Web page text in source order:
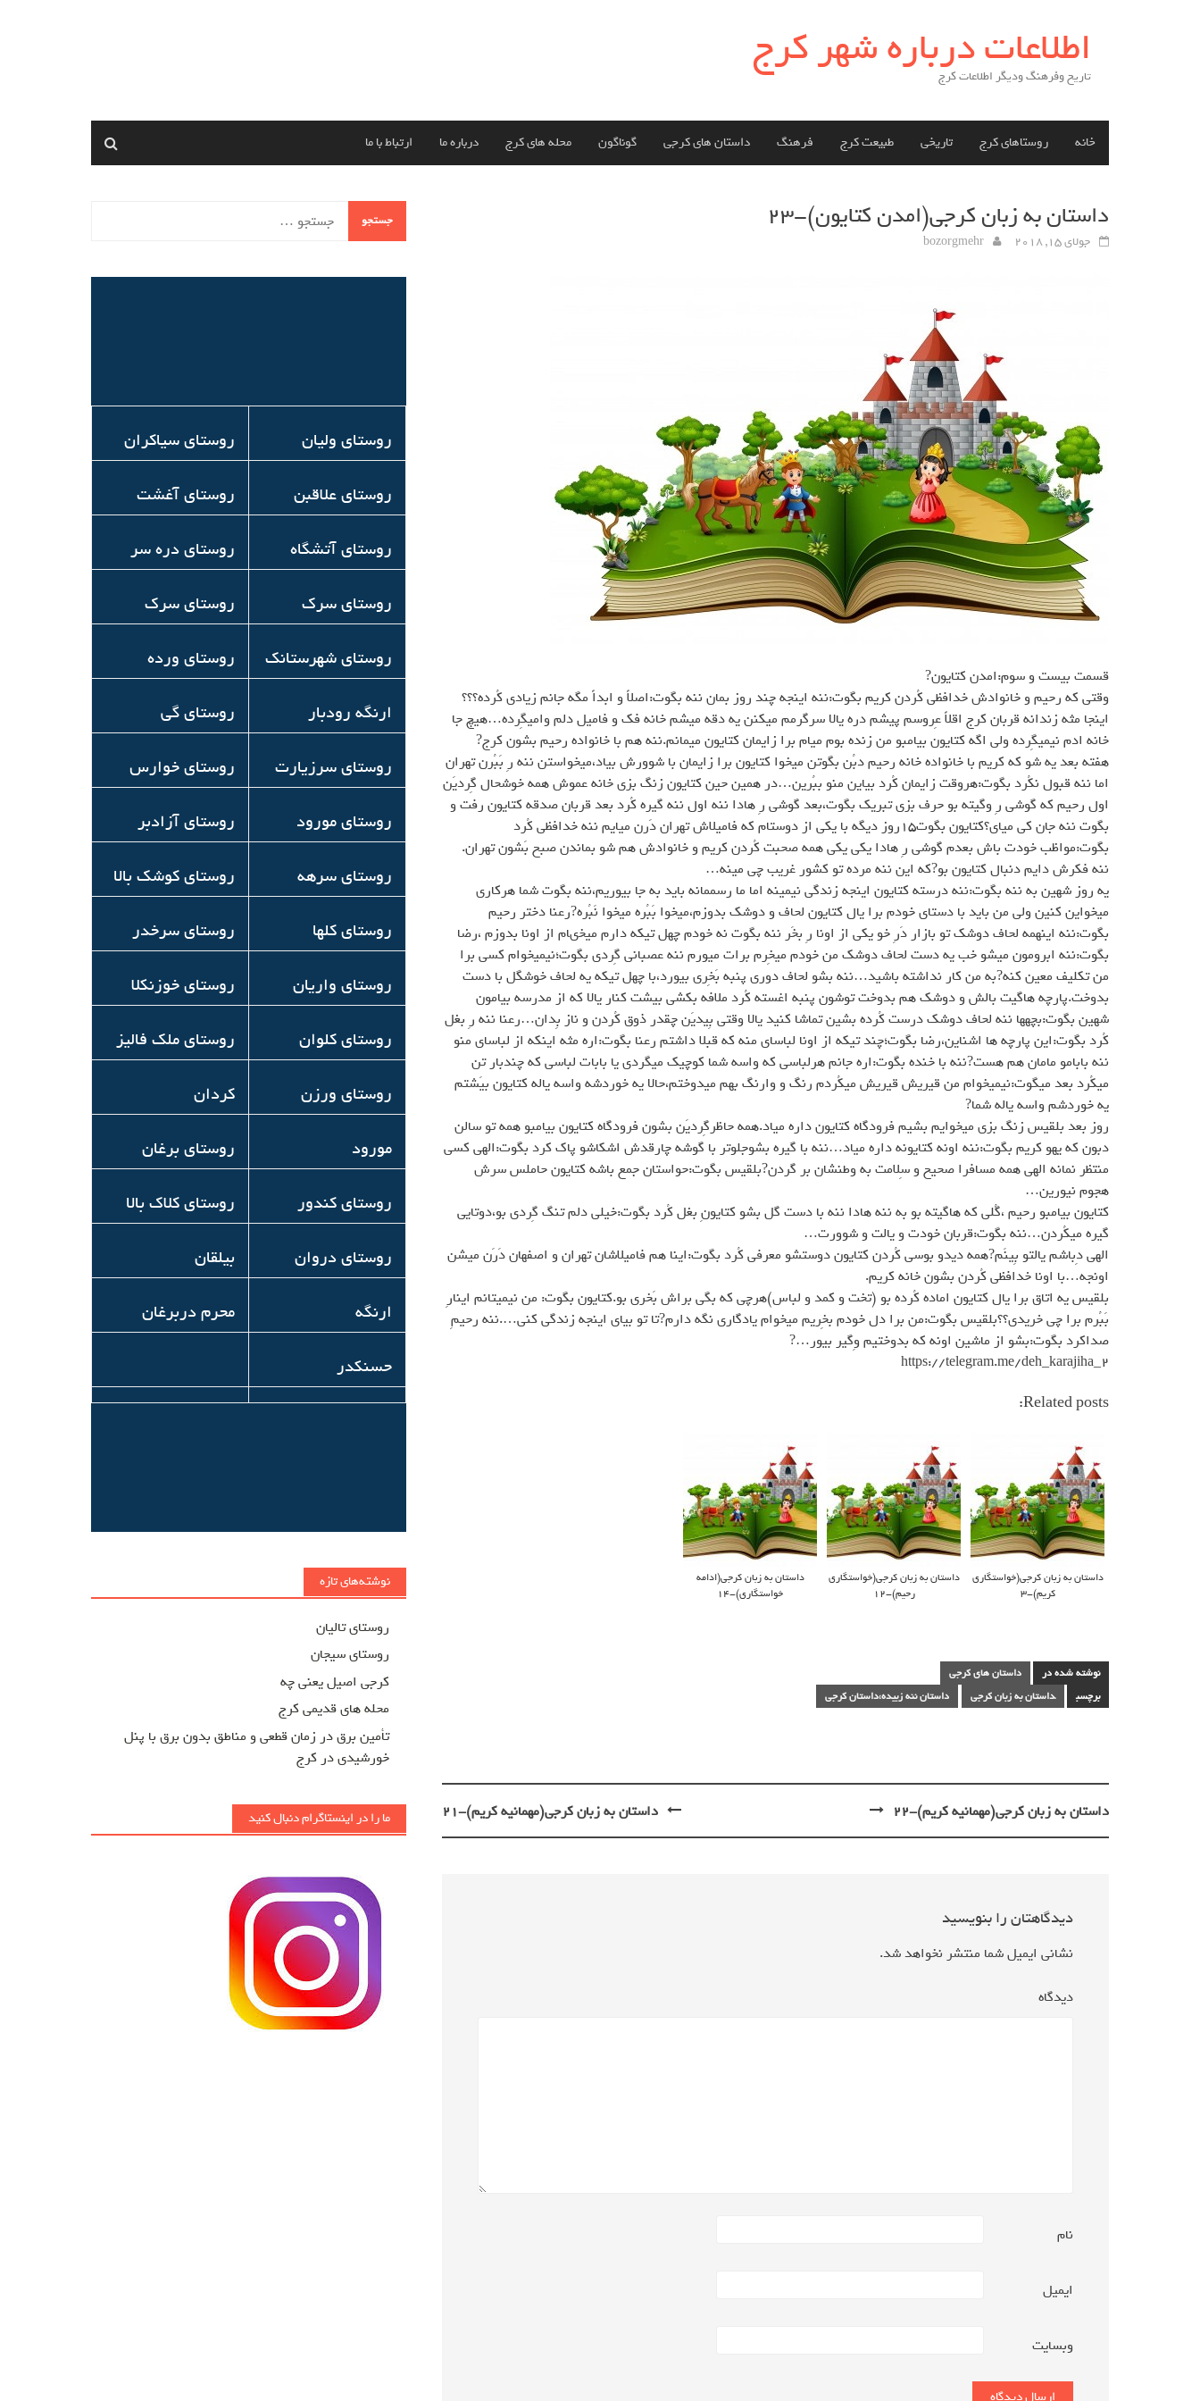
اطلاعات درباره شهر کرج
تاریخ وفرهنگ ودیگر اطلاعات کرج
خانه روستاهای کرج تاریخی طبیعت کرج فرهنگ داستان های کرجی گوناگون محله های کرج درباره ما ارتباط با ما
داستان به زبان کرجی(امدن كتايون)-23
جولای 15, 2018 bozorgmehr
قسمت بيست و سوم:امدن كتايون?
وقتي كه رحيم و خانوادش خدافظي كُردن كريم بگوت:ننه اينجه چند روز بمان ننه بگوت:اصلاً و ابداً مگه جانم زيادي كُرده؟؟؟
اينجا مثه زندانه قربان كرج اقلاً عِروسم پيشم دره يالا سرگرمم ميكنن يه دقه ميشم خانه فك و فاميل دلم واميگِرده…هيچ جا
خانه ادم نيميگِرده ولي اگه كتايون بيامبو من زنده بوم ميام برا زايمان كتايون ميمانم.ننه هم با خانواده رحيم بشون كرج?
هفته بعد يه شو كه كريم با خانواده خانه رحيم دبُن بگوتن ميخوا كتايون برا زايمان با شوورش بياد،ميخواستن ننه رِ بَبُرن تهران
اما ننه قبول نكُرد بگوت:هروقت زايمان كُرد بياين منو ببُرين…در همين حين كتايون زنگ بزي خانه عموش همه خوشحال گِرديَن
اول رحيم كه گوشي رِ وگيته بو حرف بزي تبريك بگوت،بعد گوشي رِ هادا ننه اول ننه گيره كُرد بعد قربان صدقه كتايون رفت و
بگوت ننه جان كي مياي؟كتايون بگوت١٥روز ديگه با يكي از دوستام كه فاميلاش تهران دَرن ميايم ننه خدافظي كُرد
بگوت:مواظب خودت باش بعدم گوشي رِ هادا يكي يكي همه صحبت كُردن كريم و خانوادش هم شو بماندن صبح بَشون تهران.
ننه فكرش دايم دنبال كتايون بو?كه اين ننه مرده تو كشور غريب چي مينه…
يه روز شهين به ننه بگوت:ننه درسته كتايون اينجه زندگي نيمينه اما ما رسممانه بايد به جا بيوريم،ننه بگوت شما هركاري
ميخواين كنين ولي من بايد با دستاي خودم برا يال كتايون لحاف و دوشك بدوزم،ميخوا بَبُره ميخوا نَبُره?رعنا دختر رحيم
بگوت:ننه اينهمه لحاف دوشك تو بازار دَرِ خو يكي از اونا رِ بخَر ننه بگوت نه خودم چهل تيكه دارم ميخىام از اونا بدوزم ،رضا
بگوت:ننه ابرومون ميشو خب يه دست لحاف دوشك من خودم ميخِرم برات ميورم ننه عصباني گِردي بگوت؛نيميخوام كسي برا
من تكليف معين كنه?به من كار نداشته باشيد…ننه بشو لحاف دوري پنبه بَخِري بيورد،با چهل تيكه يه لحاف خوشگل با دست
بدوخت.پارچه هاگيت بالش و دوشك هم بدوخت توشون پنبه اغسته كُرد ملافه بكشي بيشت كنار يالا كه از مدرسه بيامون
شهين بگوت:بچهها ننه لحاف دوشك درست كُرده بشين تماشا كنيد يالا وقتي بِيديَن چقدر ذوق كُردن و ناز بِدان…رعنا ننه رِ بغل
كُرد بگوت:اين پارچه ها اشناين،رضا بگوت؛چند تيكه از اونا لباساي منه كه قبلا داشتم رعنا بگوت:اره مثه اينكه از لباساي منو
ننه بابامو مامان هم هست?ننه با خنده بگوت:اره جانم هرلباسي كه واسه شما كوچيك ميگردي يا بابات لباسي كه چندبار تن
ميكُرد بعد ميگوت:نيميخوام من قيريش قيريش ميكُردم رنگ و وارنگ بهم ميدوختم،حالا يه خوردشه واسه ياله كتايون بيَشتم
يه خوردشم واسه ياله شما?
روز بعد بلقيس زنگ بزي ميخوايم بشيم فرودگاه كتايون داره مياد.همه حاظرگِرديَن بشون فرودگاه كتايون بيامبو همه تو سالن
دبون كه يهو كريم بگوت:ننه اونه كتايونه داره مياد…ننه با گيره بشوجلوتر با گوشه چارقدش اشكاشو پاك كرد بگوت:الهي كسي
منتظر نمانه الهي همه مسافرا صحيح و سِلامت به وطنشان بر گردن?بلقيس بگوت:حواستان جمع باشه كتايون حاملس سرش
هجوم نيورين…
كتايون بيامبو رحيم ،گُلي كه هاگيته بو به ننه هادا ننه با دست گل بشو كتايونِ بغل كُرد بگوت:خيلي دلم تنگ گِردي بو،دوتايي
گيره ميكُردن…ننه بگوت:قربان خودت و يالت و شوورت…
الهي دِباشم يالتو بِينَم?همه ديدو بوسي كُردن كتايون دوستشو معرفي كُرد بگوت:اينا هم فاميلاشان تهران و اصفهان دَرَن ميشن
اونجه…با اونا خدافظي كُردن بشون خانه كريم.
بلقيس يه اتاق برا يال كتايون اماده كُرده بو (تخت و كمد و لباس)هرچي كه بگي براش بَخري بو.كتايون بگوت: من نيميتانم اينارِ
بَبُرم برا چي خريدي؟؟بلقيس بگوت:من برا دل خودم بخِريم ميخوام يادگاري نگه دارم?تا تو بياي اينجه زندگي كني….ننه رحيمِ
صداكرد بگوت:بشو از ماشين اونه كه بدوختيم وِگير بيور…?
https://telegram.me/deh_karajiha_2
Related posts:
داستان به زبان کرجی(خواستگاري
كريم)-3
داستان به زبان کرجی(خواستگاري
رحيم)-12
داستان به زبان کرجی(ادامه
خواستگاري)-14
نوشته شده در
داستان های کرجی
برچسب
داستان به زبان کرجی داستان ننه زبيده،داستان کرجی
پیمایش
داستان به زبان کرجی(مهمانيه كريم)-21 داستان به زبان کرجی(مهمانيه كريم)-22
دیدگاهتان را بنویسید
نشانی ایمیل شما منتشر نخواهد شد.
دیدگاه
نام
ایمیل
وبسایت
جستجو
برای:
روستای ولیان روستای سیاکران
روستای علاقبن روستای آغشت
روستای آتشگاه روستای دره سر
روستای سرک روستای سرک
روستای شهرستانک روستای ورده
ارنگه رودبار روستای گی
روستای سرزیارت روستای خوارس
روستاي مورود روستای آزادبر
روستاي سرهه روستای کوشک بالا
روستای کلها روستای سرخدر
روستای واریان روستای خوزنکلا
روستای کلوان روستای ملک فالیز
روستای ورزن كردان
مورود روستای برغان
روستای کندور روستای کلاک بالا
روستای دروان بیلقان
ارنگه محرم دربرغان
حسنکدر
نوشته‌های تازه
روستای تالیان
روستای سیجان
کرجی اصیل یعنی چه
محله های قدیمی کرج
تأمین برق در زمان قطعی و مناطق بدون برق با پنل
خورشیدی در کرج
ما را در اینستاگرام دنبال کنید